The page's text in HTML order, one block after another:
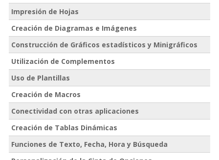
Impresión de Hojas
Creación de Diagramas e Imágenes
Construcción de Gráficos estadísticos y Minigráficos
Utilización de Complementos
Uso de Plantillas
Creación de Macros
Conectividad con otras aplicaciones
Creación de Tablas Dinámicas
Funciones de Texto, Fecha, Hora y Búsqueda